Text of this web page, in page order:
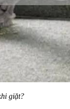
giặt?